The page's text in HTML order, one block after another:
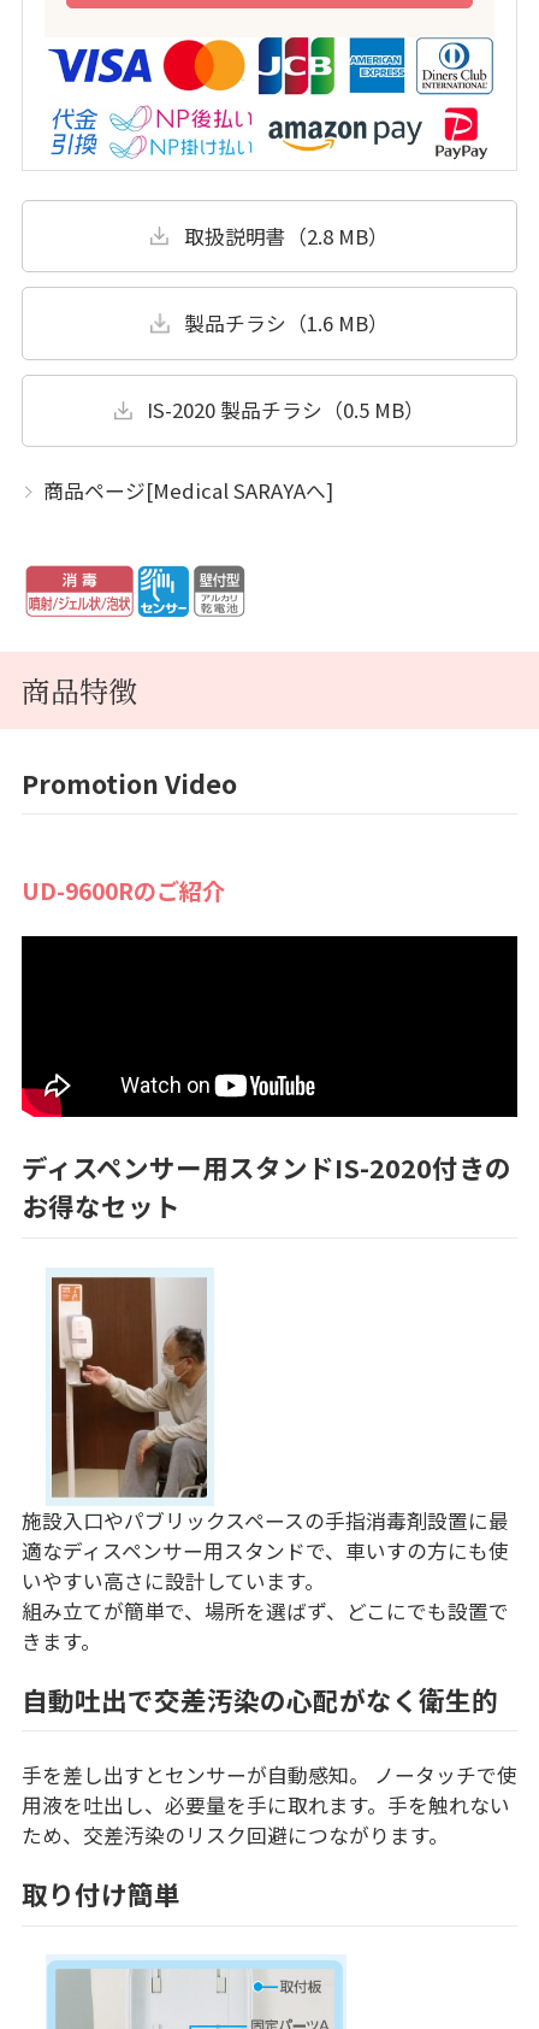
取扱説明書（2.8 MB）
製品チラシ（1.6 MB）
IS-2020 製品チラシ（0.5 MB）
商品ページ[Medical SARAYAへ]
商品特徴
Promotion Video
UD-9600Rのご紹介
ディスペンサー用スタンドIS-2020付きの
お得なセット
施設入口やパブリックスペースの手指消毒剤設置に最
適なディスペンサー用スタンドで、車いすの方にも使
いやすい高さに設計しています。
組み立てが簡単で、場所を選ばず、どこにでも設置で
きます。
自動吐出で交差汚染の心配がなく衛生的
手を差し出すとセンサーが自動感知。 ノータッチで使
用液を吐出し、必要量を手に取れます。手を触れない
ため、交差汚染のリスク回避につながります。
取り付け簡単